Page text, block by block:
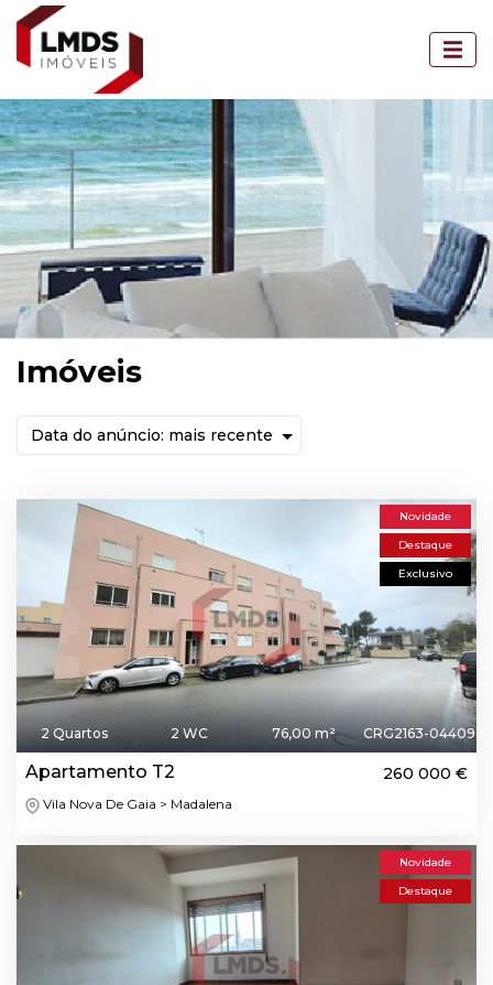
Imóveis
Novidade
Destaque
Exclusivo
2 Quartos 2 WC 76,00 m² CRG2163-04409
Apartamento T2 260 000 €
Vila Nova De Gaia > Madalena
Novidade
Destaque